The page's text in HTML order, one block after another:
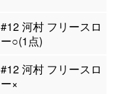
#12 河村 フリースロ
ー○(1点)
#12 河村 フリースロ
ー×